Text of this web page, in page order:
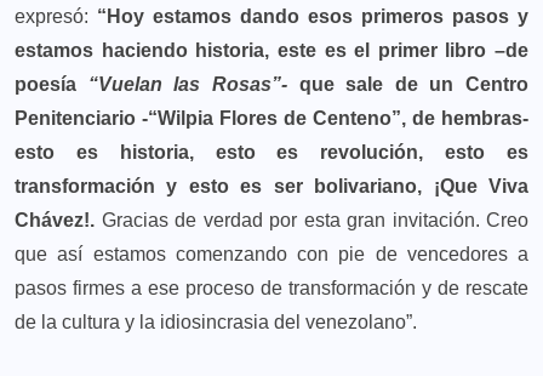
expresó: “Hoy estamos dando esos primeros pasos y
estamos haciendo historia, este es el primer libro –de
poesía “Vuelan las Rosas”- que sale de un Centro
Penitenciario -“Wilpia Flores de Centeno”, de hembras-
esto es historia, esto es revolución, esto es
transformación y esto es ser bolivariano, ¡Que Viva
Chávez!. Gracias de verdad por esta gran invitación. Creo
que así estamos comenzando con pie de vencedores a
pasos firmes a ese proceso de transformación y de rescate
de la cultura y la idiosincrasia del venezolano”.